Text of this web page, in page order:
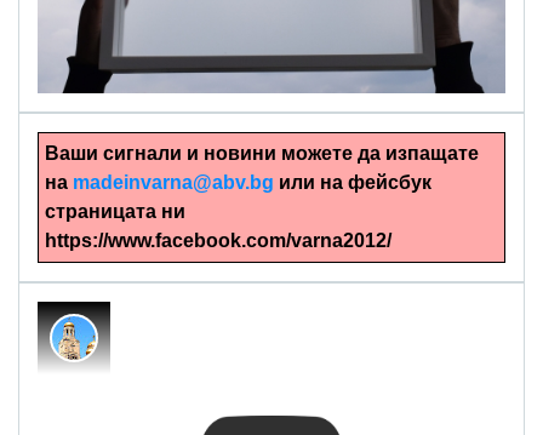
Ръчно изрязани картини
Ваши сигнали и новини можете да изпащате
на madeinvarna@abv.bg или на фейсбук
страницата ни
https://www.facebook.com/varna2012/